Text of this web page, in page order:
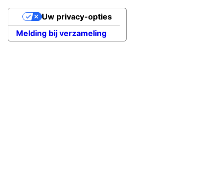
Melding bij verzameling
Uw privacy-opties